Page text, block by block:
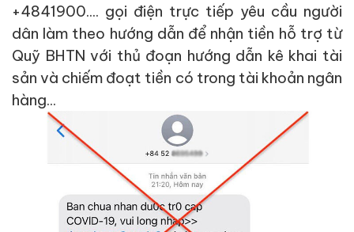
+4841900.... gọi điện trực tiếp yêu cầu người
dân làm theo hướng dẫn để nhận tiền hỗ trợ từ
Quỹ BHTN với thủ đoạn hướng dẫn kê khai tài
sản và chiếm đoạt tiền có trong tài khoản ngân
hàng...